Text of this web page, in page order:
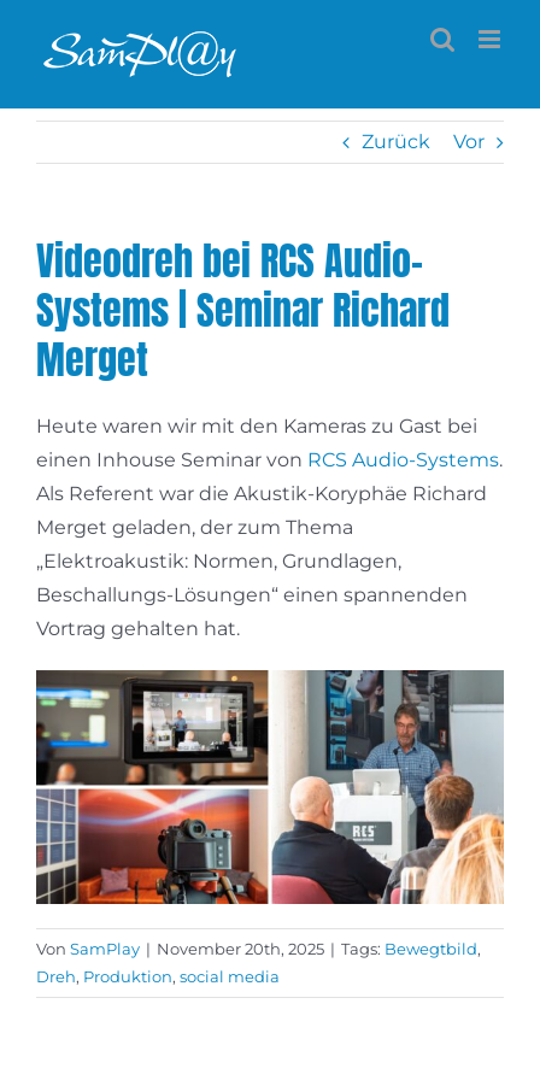
Inhalt
Zurück Vor
Videodreh bei RCS Audio-
Systems | Seminar Richard
Merget
Heute waren wir mit den Kameras zu Gast bei
einen Inhouse Seminar von RCS Audio-Systems.
Als Referent war die Akustik-Koryphäe Richard
Merget geladen, der zum Thema
„Elektroakustik: Normen, Grundlagen,
Beschallungs-Lösungen“ einen spannenden
Vortrag gehalten hat.
Von SamPlay | November 20th, 2025 | Tags: Bewegtbild,
Dreh, Produktion, social media